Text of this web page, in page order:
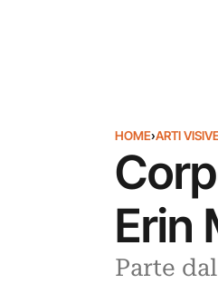
HOME›ARTI
Erin
Parte